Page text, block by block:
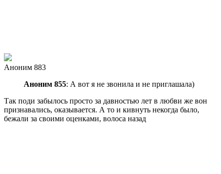
Аноним 883
Аноним 855: А вот я не звонила и не приглашала)
Так поди забылось просто за давностью лет в любви же вон
признавались, оказывается. А то и кивнуть некогда было,
бежали за своими оценками, волоса назад